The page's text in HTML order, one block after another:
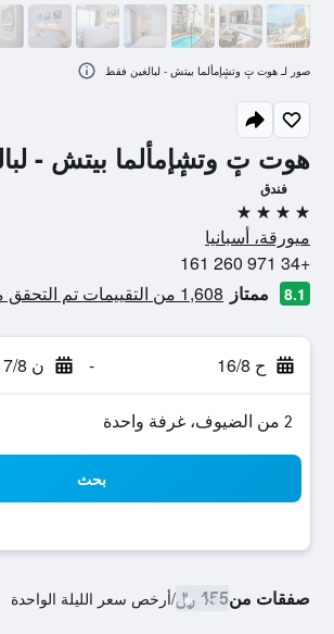
هوت تٕ وتشٕإمألما بيتش -
فندق
4 نجوم
ميورقة، أسبانيا
+34 971 260 161
8.1 ممتاز 1,608 من التقييمات تم التحقق منها
ح 16/8 - ن 17/8
2 من الضيوف، غرفة واحدة
بحث
صفقات من455 ﷼ /أرخص سعر الليلة الواحدة
صور لـ هوت تٕ وتشٕإمألما بيتش - لبالغين فقط